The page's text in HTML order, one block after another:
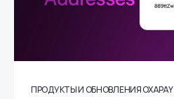
ПРОДУКТЫ И ОБНОВЛЕНИЯ OXAPAY